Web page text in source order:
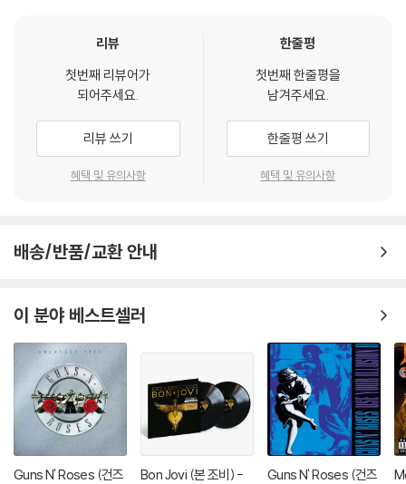
리뷰
첫번째 리뷰어가
되어주세요.
리뷰 쓰기
혜택 및 유의사항
한줄평
첫번째 한줄평을
남겨주세요.
한줄평 쓰기
혜택 및 유의사항
배송/반품/교환 안내
이 분야 베스트셀러
Guns N' Roses (건즈
Bon Jovi (본 조비) -
Guns N' Roses (건즈